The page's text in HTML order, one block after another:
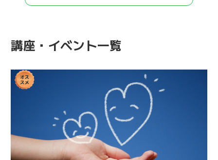
講座・イベント一覧